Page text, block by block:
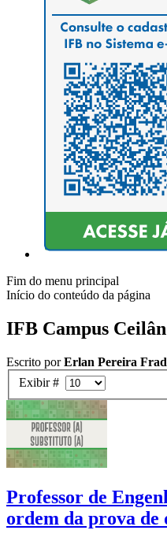
Fim do menu principal
Início do conteúdo da página
IFB Campus
Escrito porErlan Pereira
Exibir #
Professor de
ordem da prova de